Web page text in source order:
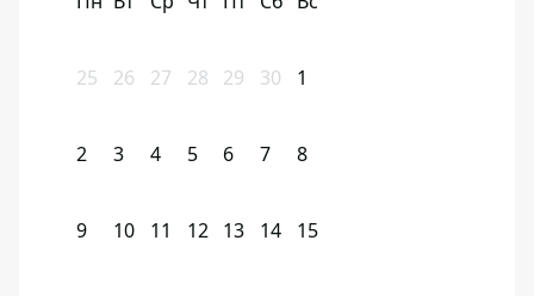
25 26 27 28 29 30 1
2 3 4 5 6 7 8
9 10 11 12 13 14 15